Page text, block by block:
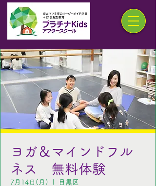
ヨガ＆マインドフル
ネス 無料体験
7月14日(月) 目黒区